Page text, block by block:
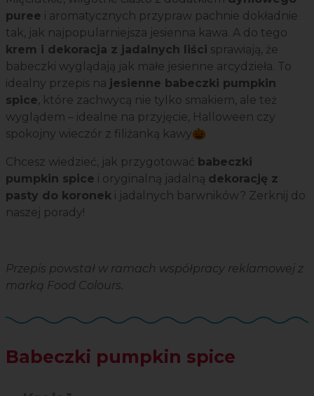
puree i aromatycznych przypraw pachnie dokładnie
tak, jak najpopularniejsza jesienna kawa. A do tego
krem i dekoracja z jadalnych liści sprawiają, że
babeczki wyglądają jak małe jesienne arcydzieła. To
idealny przepis na jesienne babeczki pumpkin
spice, które zachwycą nie tylko smakiem, ale też
wyglądem – idealne na przyjęcie, Halloween czy
spokojny wieczór z filiżanką kawy🎃
Chcesz wiedzieć, jak przygotować babeczki
pumpkin spice i oryginalną jadalną dekorację z
pasty do koronek i jadalnych barwników? Zerknij do
naszej porady!
Przepis powstał w ramach współpracy reklamowej z
marką Food Colours.
Babeczki pumpkin spice